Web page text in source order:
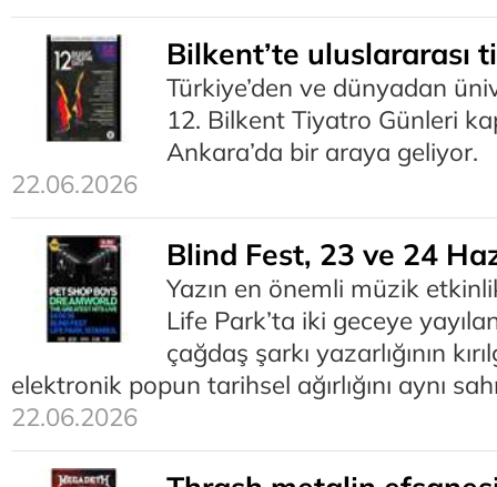
Bilkent’te uluslararası
Türkiye’den ve dünyadan
12. Bilkent Tiyatro Günleri
Ankara’da bir araya geliyor.
22.06.2026
Blind Fest, 23 ve 24
Yazın en önemli müzik
Life Park’ta iki geceye
çağdaş şarkı yazarlığının
elektronik popun tarihsel ağırlığını aynı
22.06.2026